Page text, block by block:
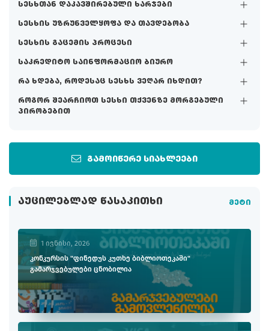
სესხთან დაკავშირებული ხარჯები
სესხის უზრუნველყოფა და თავდებობა
სესხის გაცემის პროცესი
საკრედიტო საინფორმაციო ბიურო
რა ხდება, როდესაც სესხს ვეღარ იხდით?
როგორ შეარჩიოთ სესხი თქვენზე მორგებული
პირობებით
გამოიწერე სიახლეები
ᲐᲣᲪᲘᲚᲔᲑᲚᲐᲓ ᲬᲐᲡᲐᲙᲘᲗᲮᲘ მეტი
1 ივნისი, 2026
კონკურსის "ფინედუს კუთხე ბიბლიოთეკაში"
გამარჯვებულები ცნობილია